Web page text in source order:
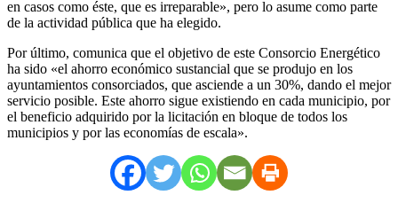
en casos como éste, que es irreparable», pero lo asume como parte
de la actividad pública que ha elegido.
Por último, comunica que el objetivo de este Consorcio Energético
ha sido «el ahorro económico sustancial que se produjo en los
ayuntamientos consorciados, que asciende a un 30%, dando el mejor
servicio posible. Este ahorro sigue existiendo en cada municipio, por
el beneficio adquirido por la licitación en bloque de todos los
municipios y por las economías de escala».